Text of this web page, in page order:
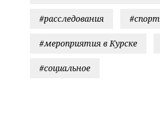
#расследования #спорт
#мероприятия в Курске
#социальное